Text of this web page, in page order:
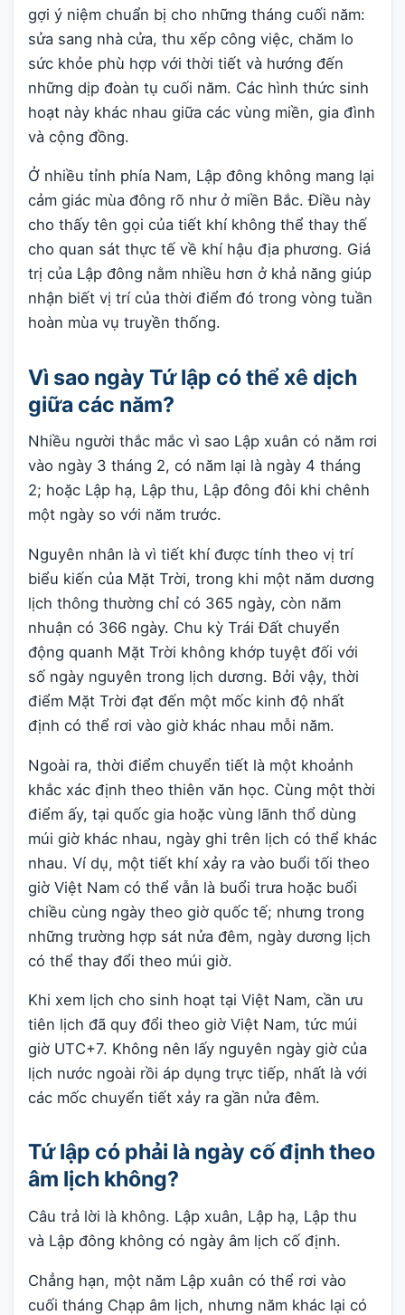
gợi ý niệm chuẩn bị cho những tháng cuối năm:
sửa sang nhà cửa, thu xếp công việc, chăm lo
sức khỏe phù hợp với thời tiết và hướng đến
những dịp đoàn tụ cuối năm. Các hình thức sinh
hoạt này khác nhau giữa các vùng miền, gia đình
và cộng đồng.
Ở nhiều tỉnh phía Nam, Lập đông không mang lại
cảm giác mùa đông rõ như ở miền Bắc. Điều này
cho thấy tên gọi của tiết khí không thể thay thế
cho quan sát thực tế về khí hậu địa phương. Giá
trị của Lập đông nằm nhiều hơn ở khả năng giúp
nhận biết vị trí của thời điểm đó trong vòng tuần
hoàn mùa vụ truyền thống.
Vì sao ngày Tứ lập có thể xê dịch
giữa các năm?
Nhiều người thắc mắc vì sao Lập xuân có năm rơi
vào ngày 3 tháng 2, có năm lại là ngày 4 tháng
2; hoặc Lập hạ, Lập thu, Lập đông đôi khi chênh
một ngày so với năm trước.
Nguyên nhân là vì tiết khí được tính theo vị trí
biểu kiến của Mặt Trời, trong khi một năm dương
lịch thông thường chỉ có 365 ngày, còn năm
nhuận có 366 ngày. Chu kỳ Trái Đất chuyển
động quanh Mặt Trời không khớp tuyệt đối với
số ngày nguyên trong lịch dương. Bởi vậy, thời
điểm Mặt Trời đạt đến một mốc kinh độ nhất
định có thể rơi vào giờ khác nhau mỗi năm.
Ngoài ra, thời điểm chuyển tiết là một khoảnh
khắc xác định theo thiên văn học. Cùng một thời
điểm ấy, tại quốc gia hoặc vùng lãnh thổ dùng
múi giờ khác nhau, ngày ghi trên lịch có thể khác
nhau. Ví dụ, một tiết khí xảy ra vào buổi tối theo
giờ Việt Nam có thể vẫn là buổi trưa hoặc buổi
chiều cùng ngày theo giờ quốc tế; nhưng trong
những trường hợp sát nửa đêm, ngày dương lịch
có thể thay đổi theo múi giờ.
Khi xem lịch cho sinh hoạt tại Việt Nam, cần ưu
tiên lịch đã quy đổi theo giờ Việt Nam, tức múi
giờ UTC+7. Không nên lấy nguyên ngày giờ của
lịch nước ngoài rồi áp dụng trực tiếp, nhất là với
các mốc chuyển tiết xảy ra gần nửa đêm.
Tứ lập có phải là ngày cố định theo
âm lịch không?
Câu trả lời là không. Lập xuân, Lập hạ, Lập thu
và Lập đông không có ngày âm lịch cố định.
Chẳng hạn, một năm Lập xuân có thể rơi vào
cuối tháng Chạp âm lịch, nhưng năm khác lại có